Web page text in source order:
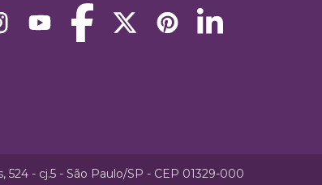
524 - cj.5 - São Paulo/SP - CEP 01329-000